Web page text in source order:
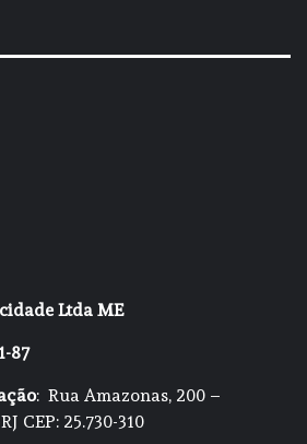
Ltda ME
87
: Rua Amazonas, 200 –
CEP: 25.730-310